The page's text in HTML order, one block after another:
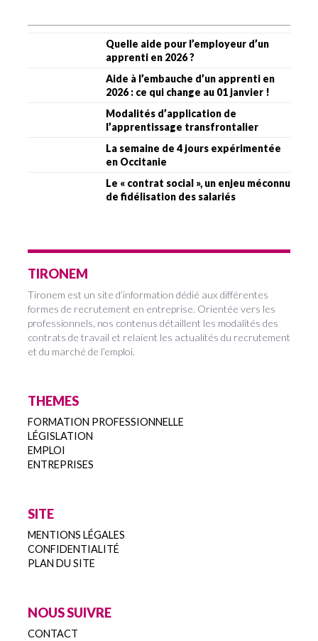
Quelle aide pour l’employeur d’un
apprenti en 2026 ?
Aide à l’embauche d’un apprenti en
2026 : ce qui change au 01 janvier !
Modalités d’application de
l’apprentissage transfrontalier
La semaine de 4 jours expérimentée
en Occitanie
Le « contrat social », un enjeu méconnu
de fidélisation des salariés
TIRONEM
Tironem est un site d’information dédié aux différentes
formes de recrutement en entreprise. Orientée vers les
professionnels, nos contenus détaillent les modalités des
contrats de travail et relaient les actualités du recrutement
et du marché de l’emploi.
THEMES
FORMATION PROFESSIONNELLE
LÉGISLATION
EMPLOI
ENTREPRISES
SITE
MENTIONS LÉGALES
CONFIDENTIALITÉ
PLAN DU SITE
NOUS SUIVRE
CONTACT